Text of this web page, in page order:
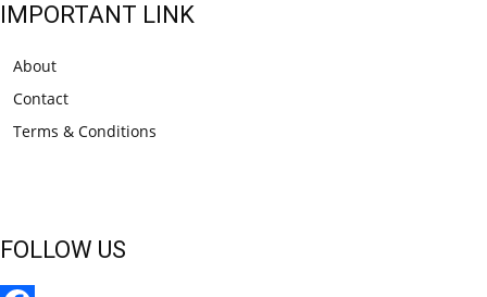
IMPORTANT LINK
About
Contact
Terms & Conditions
FOLLOW US